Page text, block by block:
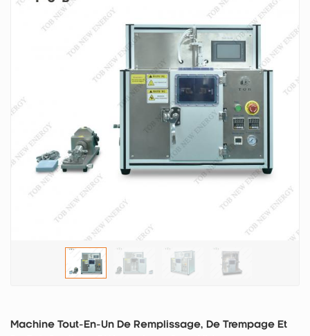
Machine Tout-En-Un De Remplissage, De Trempage Et